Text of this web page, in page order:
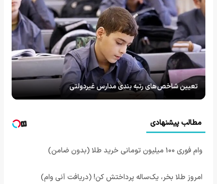
تعیین شاخص‌های رتبه بندی مدارس غیردولتی
مطالب پیشنهادی
وام فوری 100 میلیون تومانی خرید طلا (بدون ضامن)
امروز طلا بخر، یک‌ساله پرداختش کن! (دریافت آنی وام)